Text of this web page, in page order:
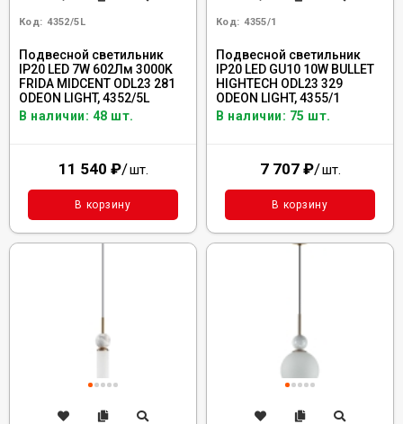
Код: 4352/5L
Подвесной светильник
IP20 LED 7W 602Лм 3000K
FRIDA MIDCENT ODL23 281
ODEON LIGHT, 4352/5L
В наличии: 48 шт.
11 540 ₽/шт.
В корзину
Код: 4355/1
Подвесной светильник
IP20 LED GU10 10W BULLET
HIGHTECH ODL23 329
ODEON LIGHT, 4355/1
В наличии: 75 шт.
7 707 ₽/шт.
В корзину